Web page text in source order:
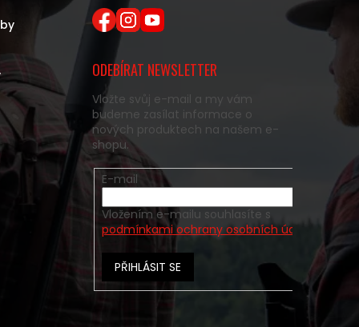
ODEBÍRAT NEWSLETTER
Vložte svůj e-mail a my vám
budeme zasílat informace o
nových produktech na našem e-
shopu.
E-mail
Vložením e-mailu souhlasíte s
podmínkami ochrany osobních údajů
PŘIHLÁSIT SE